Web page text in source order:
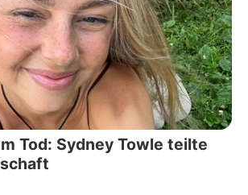
Tod: Sydney Towle teilte